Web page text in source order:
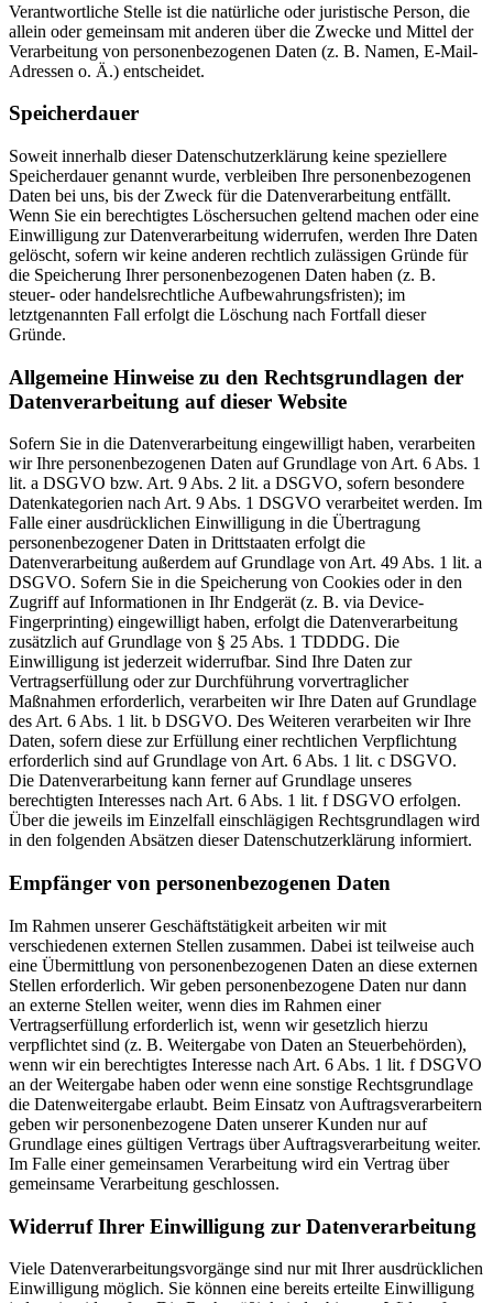
Verantwortliche Stelle ist die natürliche oder juristische Person, die
allein oder gemeinsam mit anderen über die Zwecke und Mittel der
Verarbeitung von personenbezogenen Daten (z. B. Namen, E-Mail-
Adressen o. Ä.) entscheidet.
Speicherdauer
Soweit innerhalb dieser Datenschutzerklärung keine speziellere
Speicherdauer genannt wurde, verbleiben Ihre personenbezogenen
Daten bei uns, bis der Zweck für die Datenverarbeitung entfällt.
Wenn Sie ein berechtigtes Löschersuchen geltend machen oder eine
Einwilligung zur Datenverarbeitung widerrufen, werden Ihre Daten
gelöscht, sofern wir keine anderen rechtlich zulässigen Gründe für
die Speicherung Ihrer personenbezogenen Daten haben (z. B.
steuer- oder handelsrechtliche Aufbewahrungsfristen); im
letztgenannten Fall erfolgt die Löschung nach Fortfall dieser
Gründe.
Allgemeine Hinweise zu den Rechtsgrundlagen der
Datenverarbeitung auf dieser Website
Sofern Sie in die Datenverarbeitung eingewilligt haben, verarbeiten
wir Ihre personenbezogenen Daten auf Grundlage von Art. 6 Abs. 1
lit. a DSGVO bzw. Art. 9 Abs. 2 lit. a DSGVO, sofern besondere
Datenkategorien nach Art. 9 Abs. 1 DSGVO verarbeitet werden. Im
Falle einer ausdrücklichen Einwilligung in die Übertragung
personenbezogener Daten in Drittstaaten erfolgt die
Datenverarbeitung außerdem auf Grundlage von Art. 49 Abs. 1 lit. a
DSGVO. Sofern Sie in die Speicherung von Cookies oder in den
Zugriff auf Informationen in Ihr Endgerät (z. B. via Device-
Fingerprinting) eingewilligt haben, erfolgt die Datenverarbeitung
zusätzlich auf Grundlage von § 25 Abs. 1 TDDDG. Die
Einwilligung ist jederzeit widerrufbar. Sind Ihre Daten zur
Vertragserfüllung oder zur Durchführung vorvertraglicher
Maßnahmen erforderlich, verarbeiten wir Ihre Daten auf Grundlage
des Art. 6 Abs. 1 lit. b DSGVO. Des Weiteren verarbeiten wir Ihre
Daten, sofern diese zur Erfüllung einer rechtlichen Verpflichtung
erforderlich sind auf Grundlage von Art. 6 Abs. 1 lit. c DSGVO.
Die Datenverarbeitung kann ferner auf Grundlage unseres
berechtigten Interesses nach Art. 6 Abs. 1 lit. f DSGVO erfolgen.
Über die jeweils im Einzelfall einschlägigen Rechtsgrundlagen wird
in den folgenden Absätzen dieser Datenschutzerklärung informiert.
Empfänger von personenbezogenen Daten
Im Rahmen unserer Geschäftstätigkeit arbeiten wir mit
verschiedenen externen Stellen zusammen. Dabei ist teilweise auch
eine Übermittlung von personenbezogenen Daten an diese externen
Stellen erforderlich. Wir geben personenbezogene Daten nur dann
an externe Stellen weiter, wenn dies im Rahmen einer
Vertragserfüllung erforderlich ist, wenn wir gesetzlich hierzu
verpflichtet sind (z. B. Weitergabe von Daten an Steuerbehörden),
wenn wir ein berechtigtes Interesse nach Art. 6 Abs. 1 lit. f DSGVO
an der Weitergabe haben oder wenn eine sonstige Rechtsgrundlage
die Datenweitergabe erlaubt. Beim Einsatz von Auftragsverarbeitern
geben wir personenbezogene Daten unserer Kunden nur auf
Grundlage eines gültigen Vertrags über Auftragsverarbeitung weiter.
Im Falle einer gemeinsamen Verarbeitung wird ein Vertrag über
gemeinsame Verarbeitung geschlossen.
Widerruf Ihrer Einwilligung zur Datenverarbeitung
Viele Datenverarbeitungsvorgänge sind nur mit Ihrer ausdrücklichen
Einwilligung möglich. Sie können eine bereits erteilte Einwilligung